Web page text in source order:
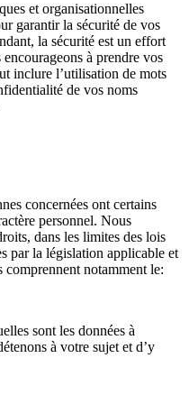
et organisationnelles
garantir la sécurité de vos
la sécurité est un effort
à prendre vos
inclure l’utilisation de mots
de vos noms
concernées ont certains
personnel. Nous
dans les limites des lois
par la législation applicable et
comprennent notamment le:
sont les données à
à votre sujet et d’y